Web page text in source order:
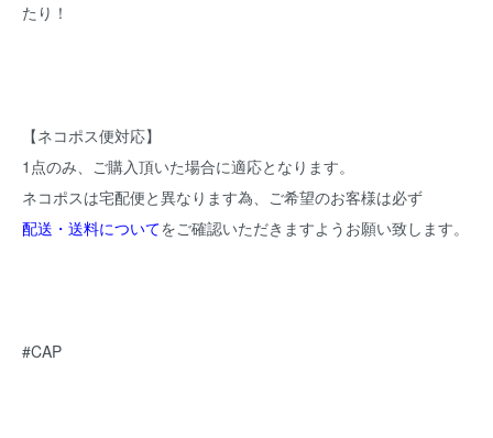
たり！
【ネコポス便対応】
1点のみ、ご購入頂いた場合に適応となります。
ネコポスは宅配便と異なります為、ご希望のお客様は必ず
配送・送料についてをご確認いただきますようお願い致します。
#CAP